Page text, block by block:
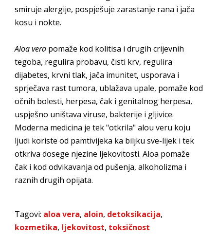
smiruje alergije, pospješuje zarastanje rana i jača
kosu i nokte.
Aloa vera pomaže kod kolitisa i drugih crijevnih
tegoba, regulira probavu, čisti krv, regulira
dijabetes, krvni tlak, jača imunitet, usporava i
sprječava rast tumora, ublažava upale, pomaže kod
očnih bolesti, herpesa, čak i genitalnog herpesa,
uspješno uništava viruse, bakterije i gljivice.
Moderna medicina je tek "otkrila" alou veru koju
ljudi koriste od pamtivijeka ka biljku sve-lijek i tek
otkriva dosege njezine ljekovitosti. Aloa pomaže
čak i kod odvikavanja od pušenja, alkoholizma i
raznih drugih opijata.
Tagovi: aloa vera, aloin, detoksikacija,
kozmetika, ljekovitost, toksičnost